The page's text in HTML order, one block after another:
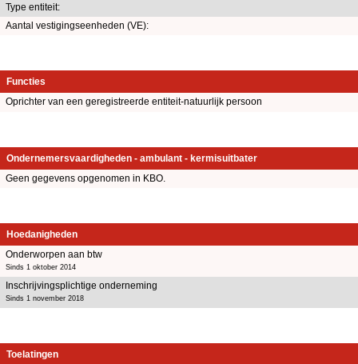
Type entiteit:
Aantal vestigingseenheden (VE):
Functies
Oprichter van een geregistreerde entiteit-natuurlijk persoon
Ondernemersvaardigheden - ambulant - kermisuitbater
Geen gegevens opgenomen in KBO.
Hoedanigheden
Onderworpen aan btw
Sinds 1 oktober 2014
Inschrijvingsplichtige onderneming
Sinds 1 november 2018
Toelatingen